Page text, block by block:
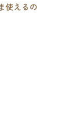
使えるの